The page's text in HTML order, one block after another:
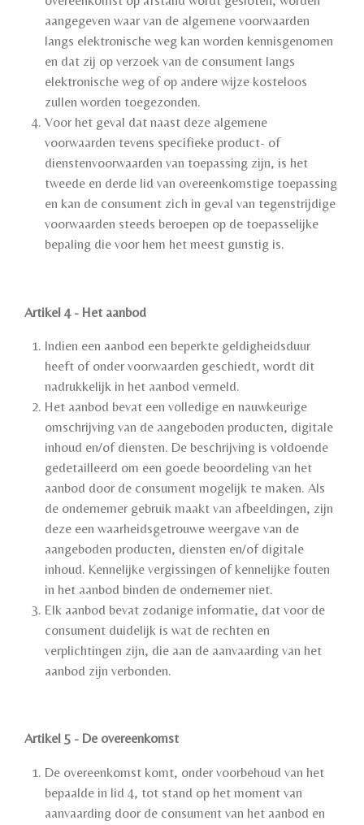
aangegeven waar van de algemene voorwaarden
langs elektronische weg kan worden kennisgenomen
en dat zij op verzoek van de consument langs
elektronische weg of op andere wijze kosteloos
zullen worden toegezonden.
Voor het geval dat naast deze algemene
voorwaarden tevens specifieke product- of
dienstenvoorwaarden van toepassing zijn, is het
tweede en derde lid van overeenkomstige toepassing
en kan de consument zich in geval van tegenstrijdige
voorwaarden steeds beroepen op de toepasselijke
bepaling die voor hem het meest gunstig is.
Artikel 4 - Het aanbod
Indien een aanbod een beperkte geldigheidsduur
heeft of onder voorwaarden geschiedt, wordt dit
nadrukkelijk in het aanbod vermeld.
Het aanbod bevat een volledige en nauwkeurige
omschrijving van de aangeboden producten, digitale
inhoud en/of diensten. De beschrijving is voldoende
gedetailleerd om een goede beoordeling van het
aanbod door de consument mogelijk te maken. Als
de ondernemer gebruik maakt van afbeeldingen, zijn
deze een waarheidsgetrouwe weergave van de
aangeboden producten, diensten en/of digitale
inhoud. Kennelijke vergissingen of kennelijke fouten
in het aanbod binden de ondernemer niet.
Elk aanbod bevat zodanige informatie, dat voor de
consument duidelijk is wat de rechten en
verplichtingen zijn, die aan de aanvaarding van het
aanbod zijn verbonden.
Artikel 5 - De overeenkomst
De overeenkomst komt, onder voorbehoud van het
bepaalde in lid 4, tot stand op het moment van
aanvaarding door de consument van het aanbod en